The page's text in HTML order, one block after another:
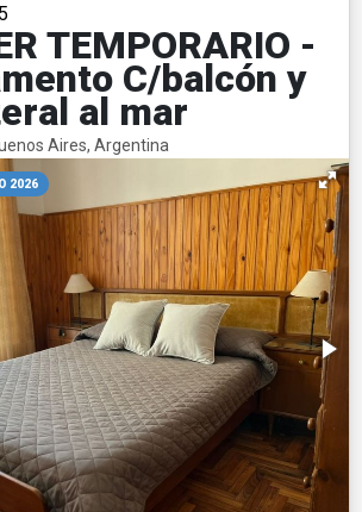
TEMPORARIO -
C/balcón y
al mar
Aires, Argentina
2026